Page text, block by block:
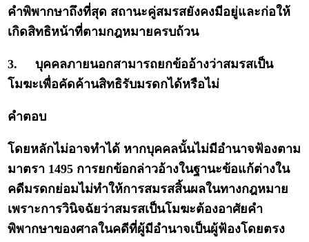
คำพิพากษาถึงที่สุด สถานะคู่สมรสยังคงมีอยู่และก่อให้
เกิดสิทธิหน้าที่ตามกฎหมายครบถ้วน
3.
บุคคลภายนอกสามารถยกข้ออ้างว่าสมรสเป็น
โมฆะเพื่อคัดค้านสิทธิรับมรดกได้หรือไม่
คำตอบ
โดยหลักไม่อาจทำได้ หากบุคคลนั้นไม่มีอำนาจฟ้องตาม
มาตรา 1495 การยกข้อกล่าวอ้างในฐานะข้อแก้ต่างใน
คดีมรดกย่อมไม่ทำให้การสมรสสิ้นผลในทางกฎหมาย
เพราะการวินิจฉัยว่าสมรสเป็นโมฆะต้องอาศัยคำ
พิพากษาของศาลในคดีที่ผู้มีอำนาจเป็นผู้ฟ้องโดยตรง